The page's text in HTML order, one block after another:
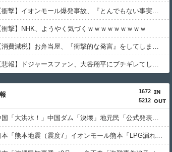
【衝撃】イオンモール爆発事故、『とんでもない事実』が判明してしまう・・・・・・
衝撃】NHK、ようやく気づくｗｗｗｗｗｗｗｗｗ
【消費減税】お弁当屋、『衝撃的な発言』をしてしまう・・・・・・
【悲報】ドジャースファン、大谷翔平にブチギレてしまう！！！！！！
1672
5212
中国「大洪水！」中国ダム「決壊」地元民「公式発表より死者多い！」中国政府「住民拘束！（安否不明」中国当局「救助隊動画も削除」台風13号「三峡ﾀﾞﾑ接近中」→
日本「熊本地震（震度7」イオンモール熊本「LPG漏れて爆発（液化石油ｶﾞｽ」日本「爆発で火災が吹き飛ぶ（爆轟発生説」ハビタ「遺族説明の虚偽を認める（営業部長発言」→